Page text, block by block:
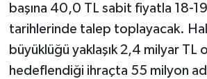
başına 40,0 TL sabit fiyatla 18-
tarihlerinde talep toplayacak.
büyüklüğü yaklaşık 2,4 milyar TL
hedeflendiği ihraçta 55 milyon